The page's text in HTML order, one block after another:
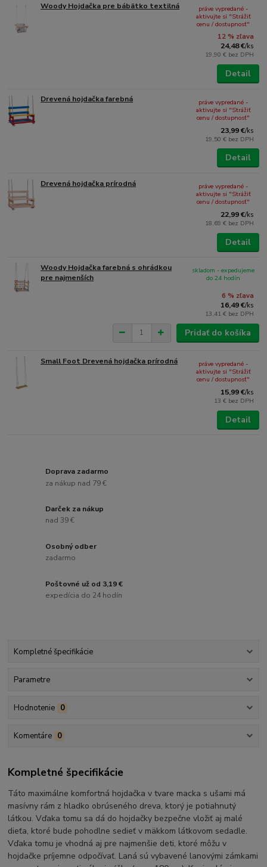
Woody Hojdačka pre bábätko textilná
12 % zľava
24,48 €/ks
19,90 € bez DPH
práve vypredané -
aktivujte si "Strážiť
cenu / dostupnosť"
Detail
Drevená hojdačka farebná
23,99 €/ks
19,50 € bez DPH
práve vypredané -
aktivujte si "Strážiť
cenu / dostupnosť"
Detail
Drevená hojdačka prírodná
22,99 €/ks
18,69 € bez DPH
práve vypredané -
aktivujte si "Strážiť
cenu / dostupnosť"
Detail
Woody Hojdačka farebná s ohrádkou
pre najmenších
6 % zľava
16,49 €/ks
13,41 € bez DPH
skladom - expedujeme
do 24 hodín
Pridať do košíka
Small Foot Drevená hojdačka prírodná
15,99 €/ks
13 € bez DPH
práve vypredané -
aktivujte si "Strážiť
cenu / dostupnosť"
Detail
Doprava zadarmo
za nákup nad 79 €
Darček za nákup
nad 39 €
Osobný odber
zadarmo
Poštovné už od 3,19 €
expedícia do 24 hodín
Kompletné špecifikácie
Parametre
Hodnotenie 0
Komentáre 0
Kompletné špecifikácie
Táto maximálne komfortná hojdačka v tvare macka s ušami má
masívny rám z hladko obrúseného dreva, ktorý je potiahnutý
látkou. Vďaka tomu sa dá do hojdačky bezpečne vložiť aj malé
dieťa, ktoré bude pohodlne sedieť v mäkkom látkovom sedadle.
Vďaka tomu je vhodná aj pre najmenšie deti, ktoré môžu v
hojdačke príjemne odpočívať. Laná sú vybavené lanovými zámkami